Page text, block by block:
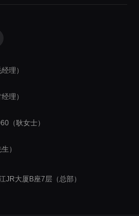
理）
理）
（耿女士）
）
JR大厦B座7层（总部）